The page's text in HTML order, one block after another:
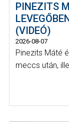
PINEZITS
(VIDEÓ)
2026-08-07
Pinezits Máté
meccs után,